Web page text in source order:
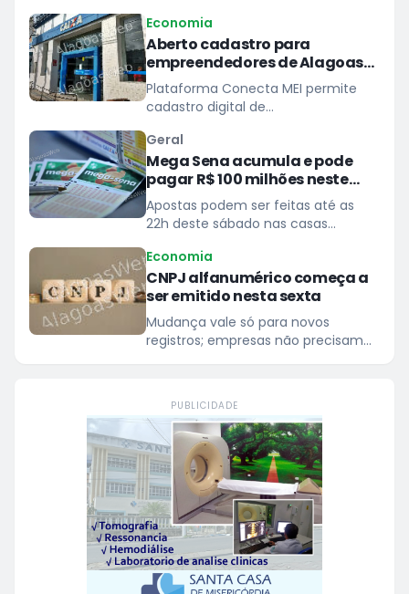
Economia
Aberto cadastro para
empreendedores de Alagoas
prestarem serviços à Caixa
Plataforma Conecta MEI permite
cadastro digital de
para atender demandas de
pequeno porte das unidades do
banco
Geral
Mega Sena acumula e pode
pagar R$ 100 milhões neste
domingo
Apostas podem ser feitas até as
22h deste sábado nas casas
Economia
CNPJ alfanumérico começa a
ser emitido nesta sexta
Mudança vale só para novos
registros; empresas não precisam
PUBLICIDADE